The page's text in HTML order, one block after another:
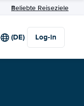
Beliebte Reiseziele
(DE) Log-in